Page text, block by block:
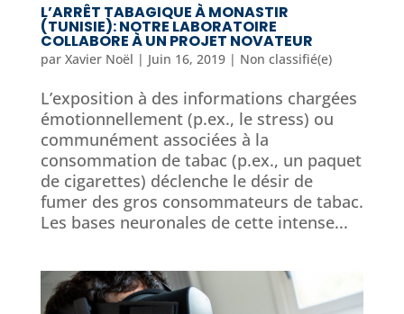
L’ARRÊT TABAGIQUE À MONASTIR
(TUNISIE): NOTRE LABORATOIRE
COLLABORE À UN PROJET NOVATEUR
par Xavier Noël | Juin 16, 2019| Non classifié(e)
L’exposition à des informations chargées
émotionnellement (p.ex., le stress) ou
communément associées à la
consommation de tabac (p.ex., un paquet
de cigarettes) déclenche le désir de
fumer des gros consommateurs de tabac.
Les bases neuronales de cette intense...